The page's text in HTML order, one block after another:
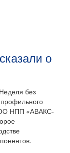
о
без
НПП «АВАКС-